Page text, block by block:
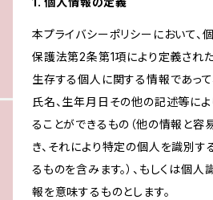
本プライバシーポリシーにおいて、
保護法第2条第1項により定義された
生存する個人に関する情報であっ
氏名、生年月日その他の記述等に
ることができるもの（他の情報と容
き、それにより特定の個人を識別す
るものを含みます。）、もしくは個
報を意味するものとします。